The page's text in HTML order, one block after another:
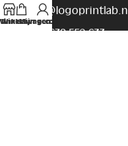
info@logoprintlab.nl
+31 630 552 633
Winkelwagen
Mijn account